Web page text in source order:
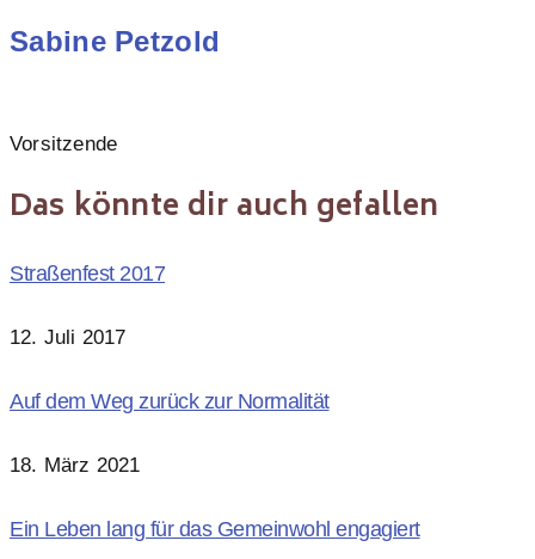
Sabine Petzold
Vorsitzende
Das könnte dir auch gefallen
Straßenfest 2017
12. Juli 2017
Auf dem Weg zurück zur Normalität
18. März 2021
Ein Leben lang für das Gemeinwohl engagiert